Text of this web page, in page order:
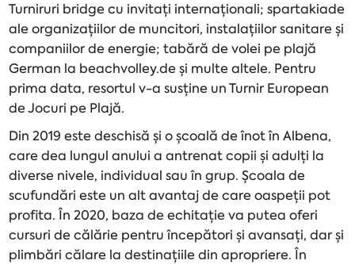
Turniruri bridge cu invitați internaționali; spartakiade
ale organizațiilor de muncitori, instalațiilor sanitare și
companiilor de energie; tabără de volei pe plajă
German la beachvolley.de și multe altele. Pentru
prima data, resortul v-a susține un Turnir European
de Jocuri pe Plajă.
Din 2019 este deschisă și o școală de înot în Albena,
care dea lungul anului a antrenat copii și adulți la
diverse nivele, individual sau în grup. Școala de
scufundări este un alt avantaj de care oaspeții pot
profita. În 2020, baza de echitație va putea oferi
cursuri de călărie pentru începători și avansați, dar și
plimbări călare la destinațiile din apropriere. În